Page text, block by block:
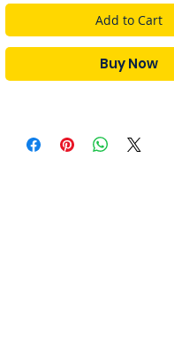
Add to Cart
Buy Now